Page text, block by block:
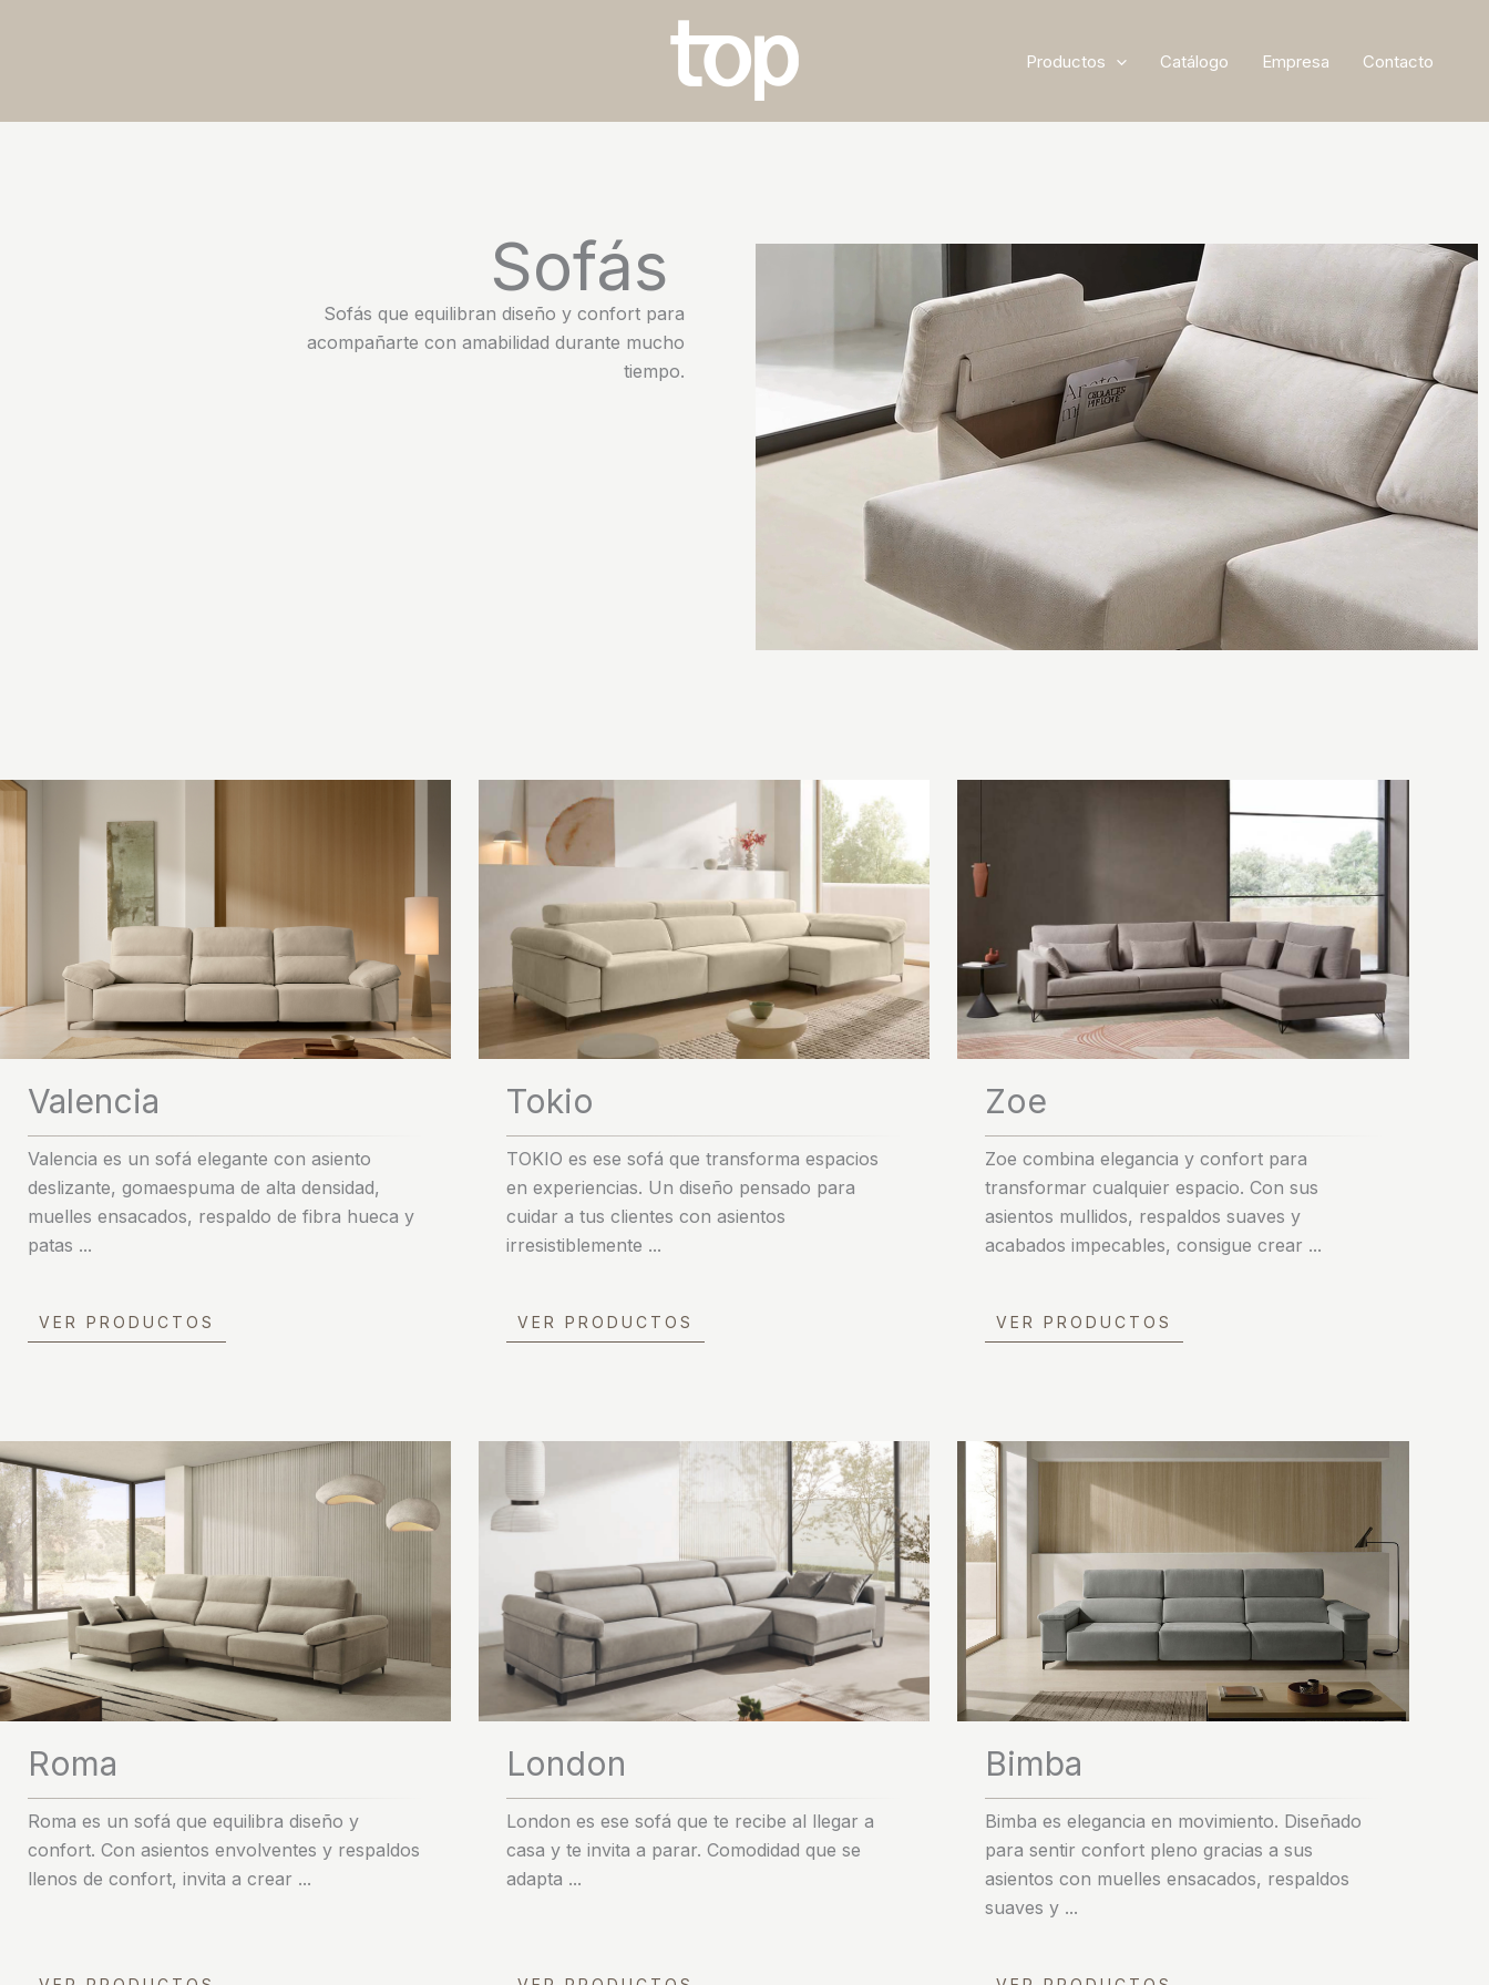
Productos Catálogo Empresa Contacto
Sofás
Sofás que equilibran diseño y confort para
acompañarte con amabilidad durante mucho
tiempo.
Valencia
Valencia es un sofá elegante con asiento
deslizante, gomaespuma de alta densidad,
muelles ensacados, respaldo de fibra hueca y
patas ...
VER PRODUCTOS
Tokio
TOKIO es ese sofá que transforma espacios
en experiencias. Un diseño pensado para
cuidar a tus clientes con asientos
irresistiblemente ...
VER PRODUCTOS
Zoe
Zoe combina elegancia y confort para
transformar cualquier espacio. Con sus
asientos mullidos, respaldos suaves y
acabados impecables, consigue crear ...
VER PRODUCTOS
Roma
Roma es un sofá que equilibra diseño y
confort. Con asientos envolventes y respaldos
llenos de confort, invita a crear ...
London
London es ese sofá que te recibe al llegar a
casa y te invita a parar. Comodidad que se
adapta ...
Bimba
Bimba es elegancia en movimiento. Diseñado
para sentir confort pleno gracias a sus
asientos con muelles ensacados, respaldos
suaves y ...